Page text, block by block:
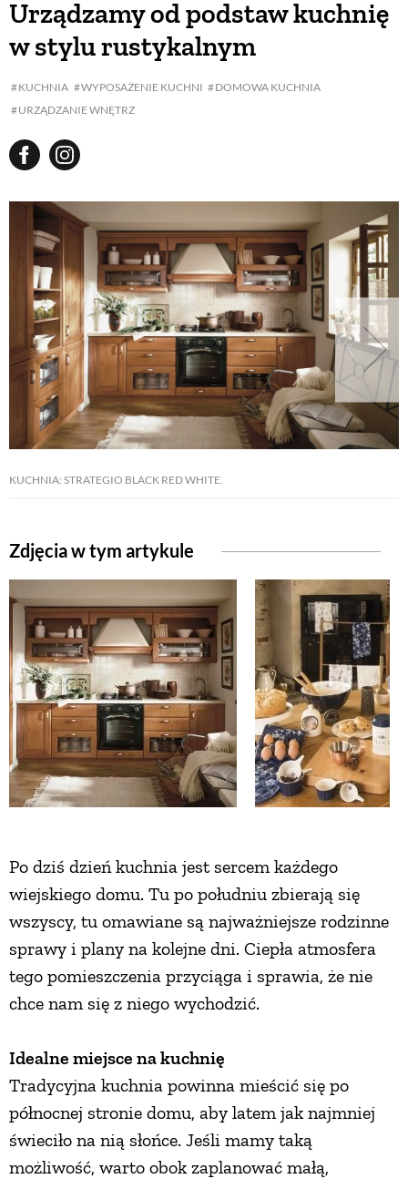
Urządzamy od podstaw kuchnię
w stylu rustykalnym
KUCHNIA WYPOSAŻENIE KUCHNI
DOMOWA KUCHNIA
URZĄDZANIE WNĘTRZ
KUCHNIA: STRATEGIO BLACK RED WHITE.
Zdjęcia w tym artykule
Po dziś dzień kuchnia jest sercem każdego
wiejskiego domu. Tu po południu zbierają się
wszyscy, tu omawiane są najważniejsze rodzinne
sprawy i plany na kolejne dni. Ciepła atmosfera
tego pomieszczenia przyciąga i sprawia, że nie
chce nam się z niego wychodzić.
Idealne miejsce na kuchnię
Tradycyjna kuchnia powinna mieścić się po
północnej stronie domu, aby latem jak najmniej
świeciło na nią słońce. Jeśli mamy taką
możliwość, warto obok zaplanować małą,
BUDUJEMY DOM
ROŚLINY OGRODOWE
PORADY
ZIELEŃ W DOMU
PROJEKTOWANIE OGRODU
DLA DOMU
EKO ŻYCIE
PRZYRODA
ZWIERZĘTA DOMOWE
ZWIERZĘTA W NATURZE
GRZYBY
KRAJOBRAZ
RZEMIOSŁO
ZWYCZAJE